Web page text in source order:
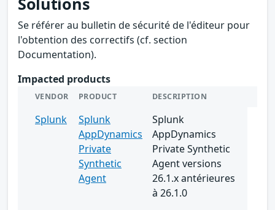
Se référer au bulletin de sécurité de l'éditeur pour
l'obtention des correctifs (cf. section
Documentation).
Impacted products
VENDOR PRODUCT DESCRIPTION
Splunk
Splunk
AppDynamics
Private
Synthetic
Agent
Splunk
AppDynamics
Private Synthetic
Agent versions
26.1.x antérieures
à 26.1.0